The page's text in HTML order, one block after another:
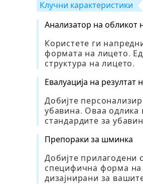
Клучни карактеристики
Анализатор на обликот
Користете ги
формата на лицето.
структура на лицето.
Евалуација на резултат
Добијте
убавина. Оваа одлика
стандардите за
Препораки за шминка
Добијте прилагодени
специфична форма на
дизајнирани за